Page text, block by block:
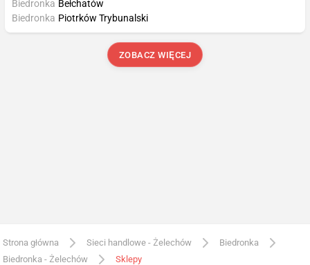
Biedronka Bełchatów
Biedronka Piotrków Trybunalski
ZOBACZ WIĘCEJ
Strona główna Sieci handlowe - Żelechów
Biedronka
Biedronka - Żelechów
Sklepy